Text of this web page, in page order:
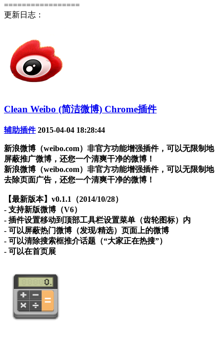
=================
更新日志：
Clean Weibo (简洁微博) Chrome插件
辅助插件 2015-04-04 18:28:44
新浪微博（weibo.com）非官方功能增强插件，可以无限制地
屏蔽推广微博，还您一个清爽干净的微博！
新浪微博（weibo.com）非官方功能增强插件，可以无限制地
去除页面广告，还您一个清爽干净的微博！
【最新版本】v0.1.1（2014/10/28）
- 支持新版微博（V6）
- 插件设置移动到顶部工具栏设置菜单（齿轮图标）内
- 可以屏蔽热门微博（发现/精选）页面上的微博
- 可以清除搜索框推介话题（“大家正在热搜”）
- 可以在首页展